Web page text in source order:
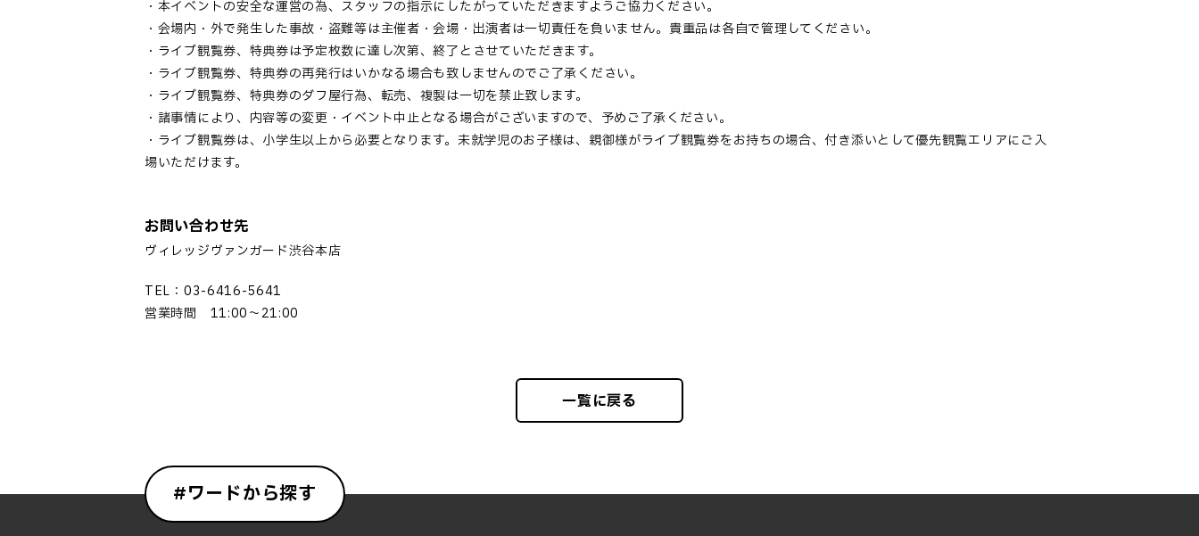
・本イベントの安全な運営の為、スタッフの指示にしたがっていただきますようご協力ください。
・会場内・外で発生した事故・盗難等は主催者・会場・出演者は一切責任を負いません。貴重品は各自で管理してください。
・ライブ観覧券、特典券は予定枚数に達し次第、終了とさせていただきます。
・ライブ観覧券、特典券の再発行はいかなる場合も致しませんのでご了承ください。
・ライブ観覧券、特典券のダフ屋行為、転売、複製は一切を禁止致します。
・諸事情により、内容等の変更・イベント中止となる場合がございますので、予めご了承ください。
・ライブ観覧券は、小学生以上から必要となります。未就学児のお子様は、親御様がライブ観覧券をお持ちの場合、付き添いとして優先観覧エリアにご入
場いただけます。
お問い合わせ先
ヴィレッジヴァンガード渋谷本店
TEL：03-6416-5641
営業時間 11:00～21:00
一覧に戻る
#ワードから探す